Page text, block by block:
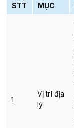
STT MỤC
1
Vị trí địa
lý